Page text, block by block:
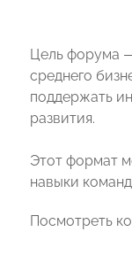
Цель форума
среднего
поддержать
развития.
Этот формат
навыки
Посмотреть